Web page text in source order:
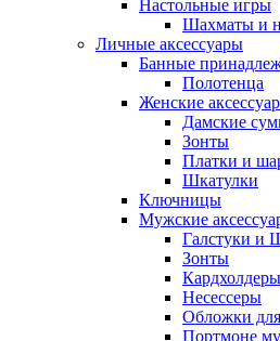
Настольные игры
Шахматы и
Личные аксессуары
Банные
Полотенца
Женские
Дамские
Зонты
Платки и
Шкатулки
Ключницы
Мужские
Галстуки и
Зонты
Кардхолдеры
Несессеры
Обложки
Портмоне